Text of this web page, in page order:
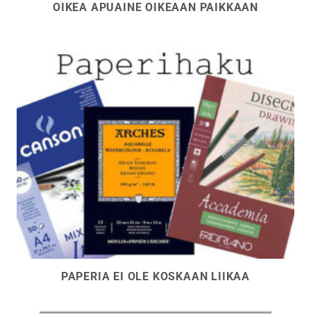
OIKEA APUAINE OIKEAAN PAIKKAAN
PAPERIA EI OLE KOSKAAN LIIKAA